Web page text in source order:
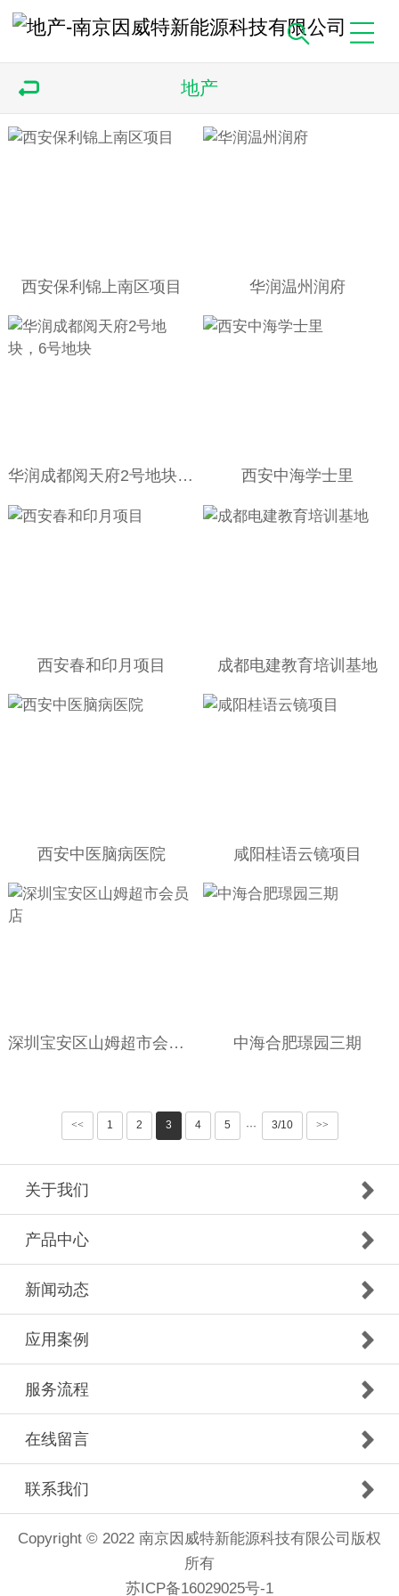
地产
西安保利锦上南区项目 华润温州润府
华润成都阅天府2号地块，6号地块 西安中海学士里
西安春和印月项目 成都电建教育培训基地
西安中医脑病医院 咸阳桂语云镜项目
深圳宝安区山姆超市会员店 中海合肥璟园三期
<< 1 2 3 4 5 ··· 3/10 >>
关于我们
产品中心
新闻动态
应用案例
服务流程
在线留言
联系我们
Copyright © 2022 南京因威特新能源科技有限公司版权
所有
苏ICP备16029025号-1